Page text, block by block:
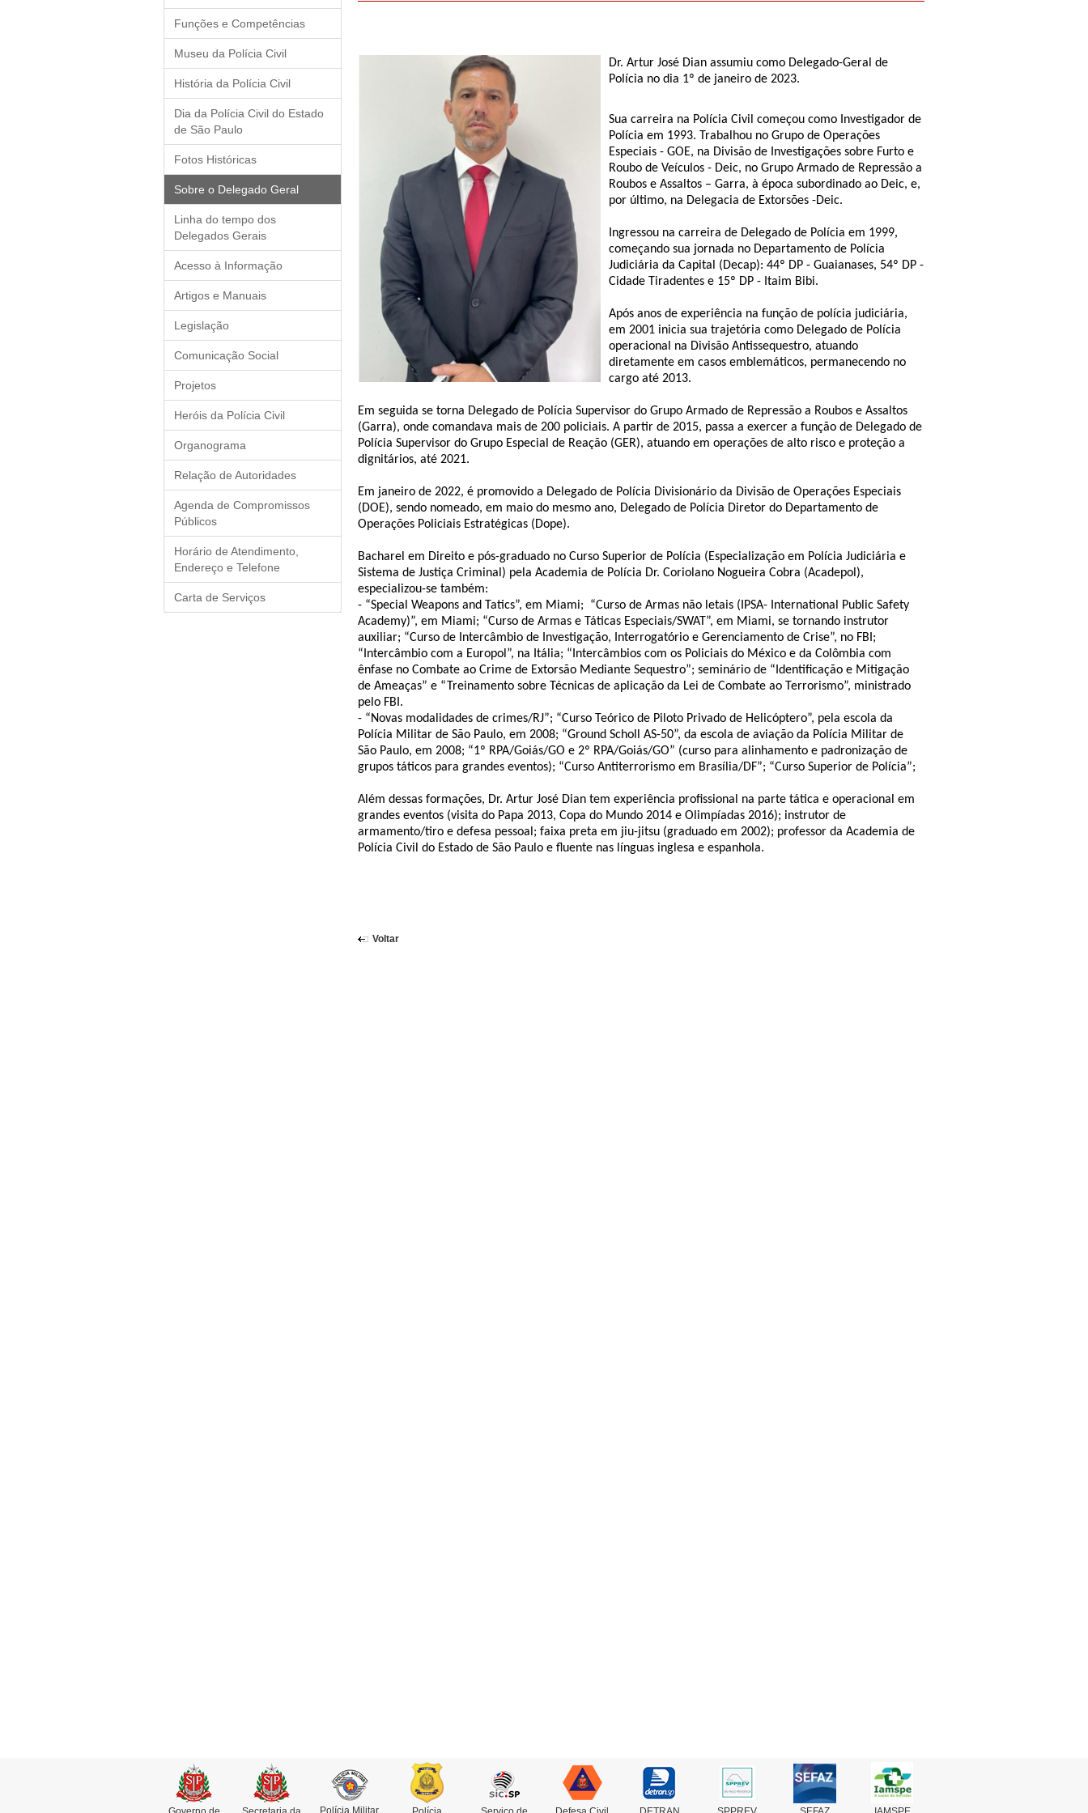
Funções e Competências
Museu da Polícia Civil
História da Polícia Civil
Dia da Polícia Civil do Estado
de São Paulo
Fotos Históricas
Sobre o Delegado Geral
Linha do tempo dos
Delegados Gerais
Acesso à Informação
Artigos e Manuais
Legislação
Comunicação Social
Projetos
Heróis da Polícia Civil
Organograma
Relação de Autoridades
Agenda de Compromissos
Públicos
Horário de Atendimento,
Endereço e Telefone
Carta de Serviços
Dr. Artur José Dian assumiu como Delegado-Geral de
Polícia no dia 1º de janeiro de 2023.
Sua carreira na Polícia Civil começou como Investigador de
Polícia em 1993. Trabalhou no Grupo de Operações
Especiais - GOE, na Divisão de Investigações sobre Furto e
Roubo de Veículos - Deic, no Grupo Armado de Repressão a
Roubos e Assaltos – Garra, à época subordinado ao Deic, e,
por último, na Delegacia de Extorsões -Deic.
Ingressou na carreira de Delegado de Polícia em 1999,
começando sua jornada no Departamento de Polícia
Judiciária da Capital (Decap): 44º DP - Guaianases, 54º DP -
Cidade Tiradentes e 15º DP - Itaim Bibi.
Após anos de experiência na função de polícia judiciária,
em 2001 inicia sua trajetória como Delegado de Polícia
operacional na Divisão Antissequestro, atuando
diretamente em casos emblemáticos, permanecendo no
cargo até 2013.
Em seguida se torna Delegado de Polícia Supervisor do Grupo Armado de Repressão a Roubos e Assaltos
(Garra), onde comandava mais de 200 policiais. A partir de 2015, passa a exercer a função de Delegado de
Polícia Supervisor do Grupo Especial de Reação (GER), atuando em operações de alto risco e proteção a
dignitários, até 2021.
Em janeiro de 2022, é promovido a Delegado de Polícia Divisionário da Divisão de Operações Especiais
(DOE), sendo nomeado, em maio do mesmo ano, Delegado de Polícia Diretor do Departamento de
Operações Policiais Estratégicas (Dope).
Bacharel em Direito e pós-graduado no Curso Superior de Polícia (Especialização em Polícia Judiciária e
Sistema de Justiça Criminal) pela Academia de Polícia Dr. Coriolano Nogueira Cobra (Acadepol),
especializou-se também:
- “Special Weapons and Tatics”, em Miami; “Curso de Armas não letais (IPSA- International Public Safety
Academy)”, em Miami; “Curso de Armas e Táticas Especiais/SWAT”, em Miami, se tornando instrutor
auxiliar; “Curso de Intercâmbio de Investigação, Interrogatório e Gerenciamento de Crise”, no FBI;
“Intercâmbio com a Europol”, na Itália; “Intercâmbios com os Policiais do México e da Colômbia com
ênfase no Combate ao Crime de Extorsão Mediante Sequestro”; seminário de “Identificação e Mitigação
de Ameaças” e “Treinamento sobre Técnicas de aplicação da Lei de Combate ao Terrorismo”, ministrado
pelo FBI.
- “Novas modalidades de crimes/RJ”; “Curso Teórico de Piloto Privado de Helicóptero”, pela escola da
Polícia Militar de São Paulo, em 2008; “Ground Scholl AS-50”, da escola de aviação da Polícia Militar de
São Paulo, em 2008; “1º RPA/Goiás/GO e 2º RPA/Goiás/GO” (curso para alinhamento e padronização de
grupos táticos para grandes eventos); “Curso Antiterrorismo em Brasília/DF”; “Curso Superior de Polícia”;
Além dessas formações, Dr. Artur José Dian tem experiência profissional na parte tática e operacional em
grandes eventos (visita do Papa 2013, Copa do Mundo 2014 e Olimpíadas 2016); instrutor de
armamento/tiro e defesa pessoal; faixa preta em jiu-jitsu (graduado em 2002); professor da Academia de
Polícia Civil do Estado de São Paulo e fluente nas línguas inglesa e espanhola.
Voltar
Polícia Militar